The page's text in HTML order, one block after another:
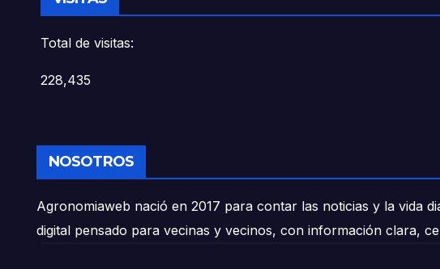
Total de visitas:
228,435
NOSOTROS
Agronomiaweb nació en 2017 para contar las noticias y la vida
digital pensado para vecinas y vecinos, con información clara,